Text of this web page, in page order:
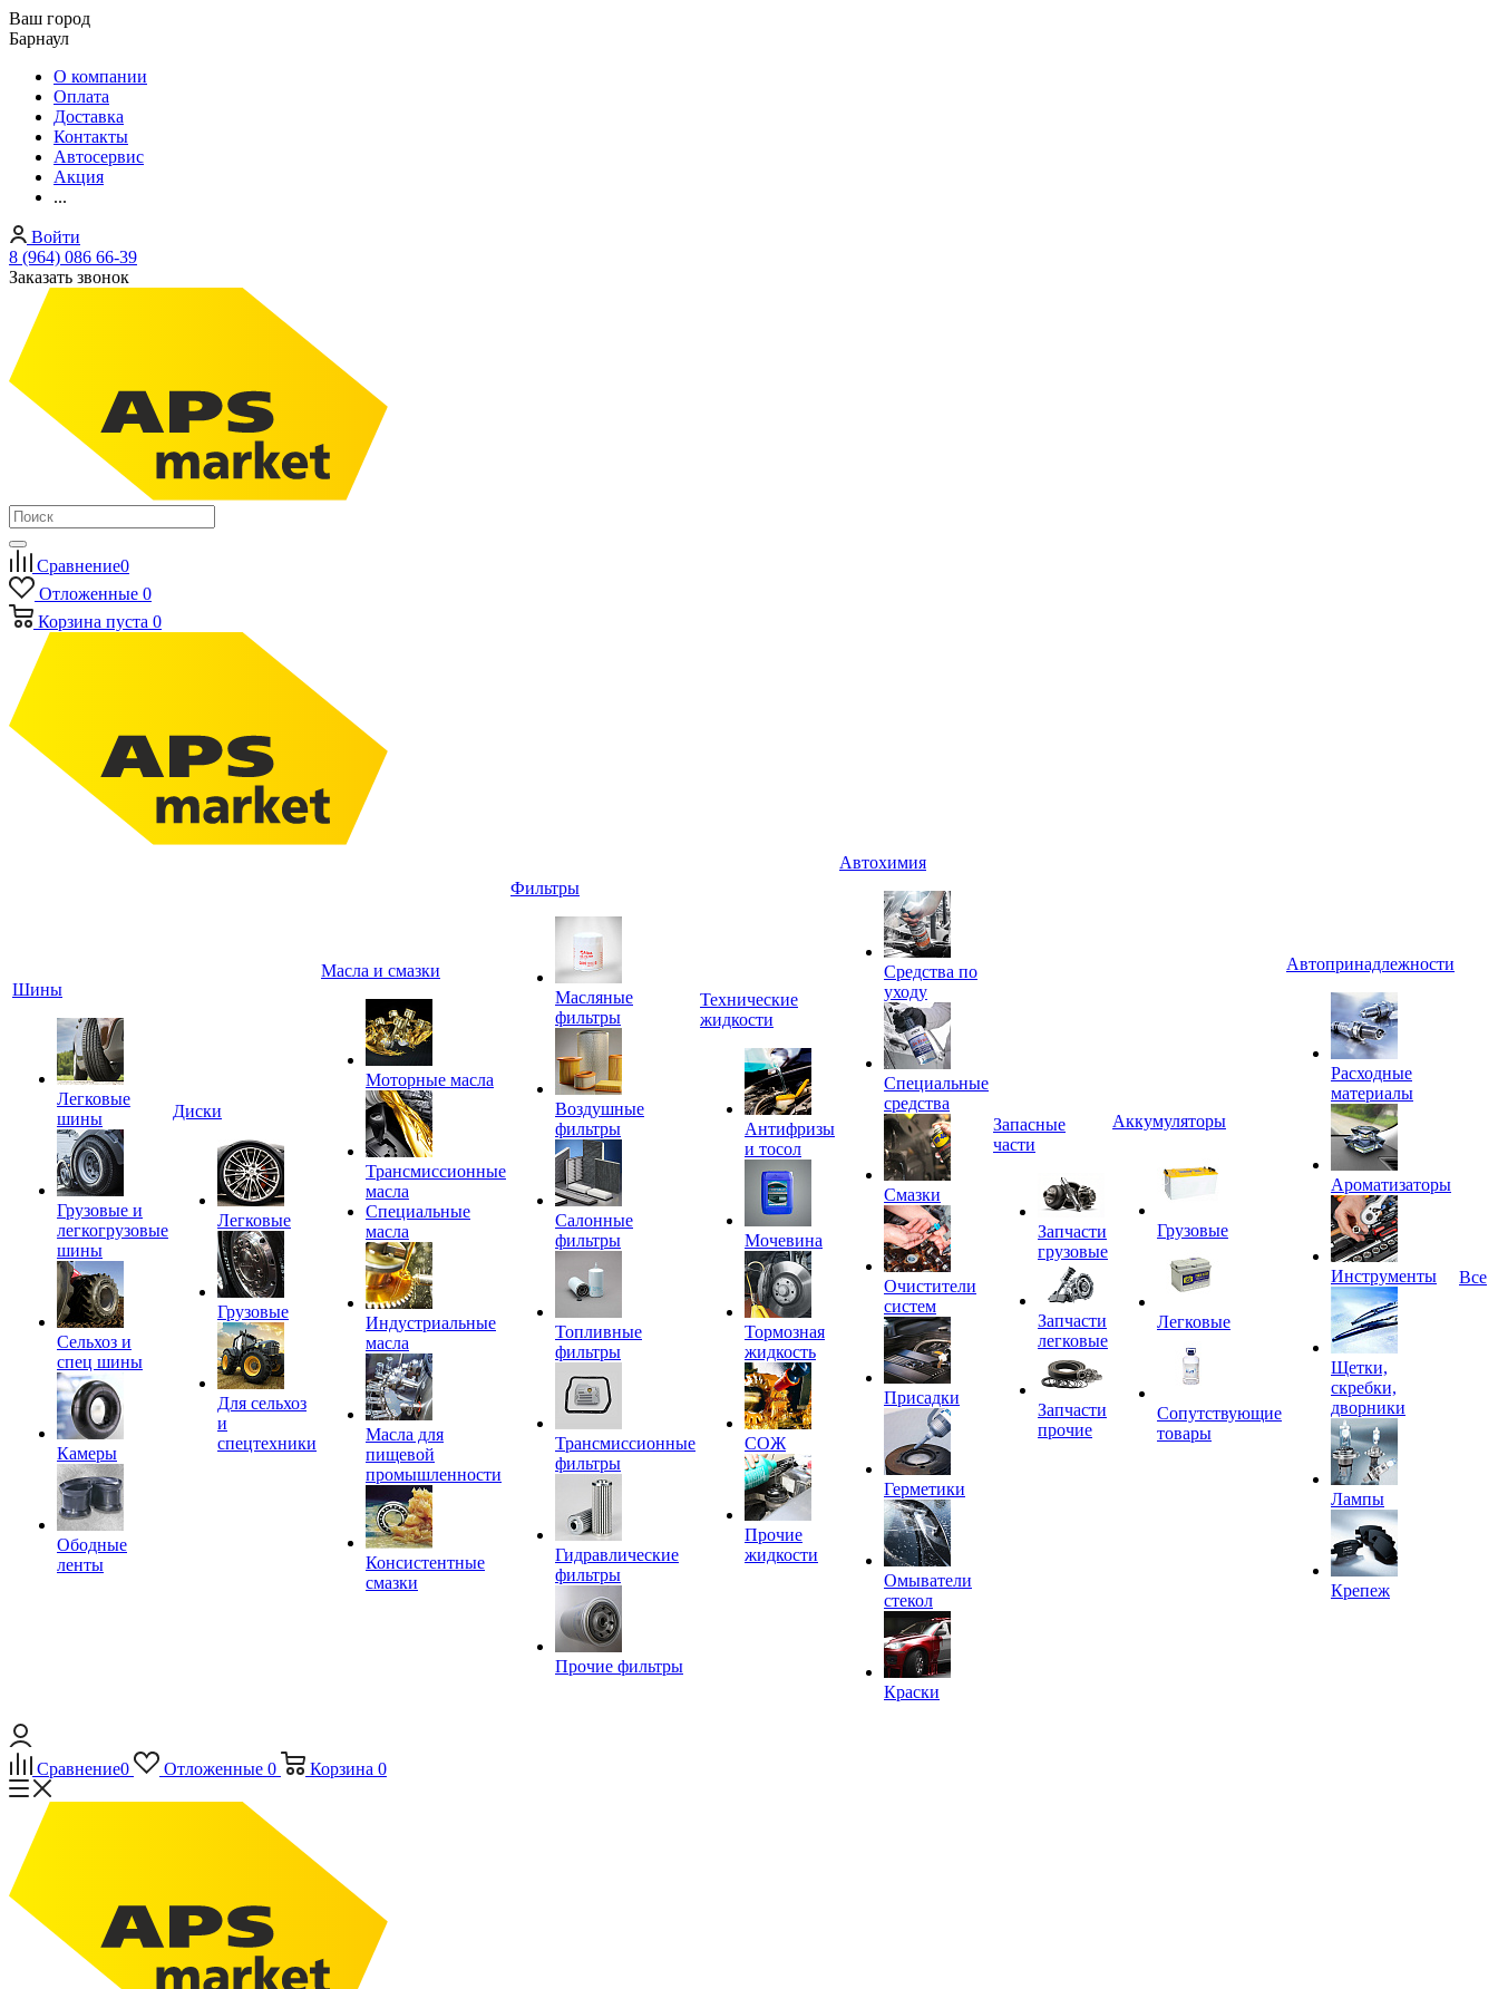
Ваш город
Барнаул
О компании
Оплата
Доставка
Контакты
Автосервис
Акция
...
Войти
8 (964) 086 66-39
Заказать звонок
Сравнение0
Отложенные 0
Корзина пуста 0
Шины
Легковые
шины
Грузовые и
легкогрузовые
шины
Сельхоз и
спец шины
Камеры
Ободные
ленты
Диски
Легковые
Грузовые
Для сельхоз
и
спецтехники
Масла и смазки
Моторные масла
Трансмиссионные
масла
Специальные
масла
Индустриальные
масла
Масла для
пищевой
промышленности
Консистентные
смазки
Фильтры
Масляные
фильтры
Воздушные
фильтры
Салонные
фильтры
Топливные
фильтры
Трансмиссионные
фильтры
Гидравлические
фильтры
Прочие фильтры
Технические
жидкости
Антифризы
и тосол
Мочевина
Тормозная
жидкость
СОЖ
Прочие
жидкости
Автохимия
Средства по
уходу
Специальные
средства
Смазки
Очистители
систем
Присадки
Герметики
Омыватели
стекол
Краски
Запасные
части
Запчасти
грузовые
Запчасти
легковые
Запчасти
прочие
Аккумуляторы
Грузовые
Легковые
Сопутствующие
товары
Автопринадлежности
Расходные
материалы
Ароматизаторы
Инструменты
Щетки,
скребки,
дворники
Лампы
Крепеж
Все
Сравнение0 Отложенные 0 Корзина 0